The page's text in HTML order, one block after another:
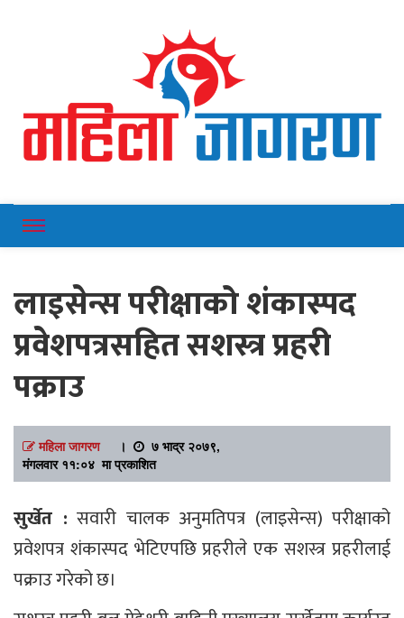
Mahilajagaran
लाइसेन्स परीक्षाको शंकास्पद
प्रवेशपत्रसहित सशस्त्र प्रहरी
पक्राउ
महिला जागरण।
७ भाद्र २०७९,
मंगलवार ११:०४ मा प्रकाशित
सुर्खेत : सवारी चालक अनुमतिपत्र (लाइसेन्स) परीक्षाको
प्रवेशपत्र शंकास्पद भेटिएपछि प्रहरीले एक सशस्त्र प्रहरीलाई
पक्राउ गरेको छ।